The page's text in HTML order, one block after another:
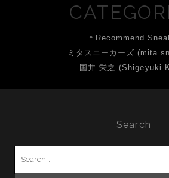
＊Recommend
ミタスニーカーズ (mita
国井 栄之 (Shigeyuki
Search